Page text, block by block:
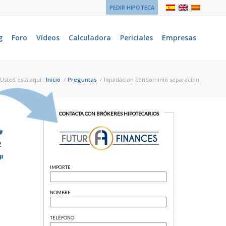
PEDIR HIPOTECA
Foro Vídeos Calculadora Periciales Empresas
Usted está aquí: Inicio / Preguntas / liquidación condominio separación